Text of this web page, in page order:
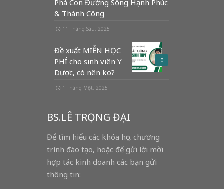
Phá Con Đường Sống Hạnh Phúc
& Thành Công
11 Tháng Sáu, 2025
0
Đề xuất MIỄN HỌC
PHÍ cho sinh viên Y
Dược, có nên ko?
1 Tháng Một, 2025
BS.LÊ TRỌNG ĐẠI
Để tìm hiểu các khóa học, chương
trình đào tạo, hoặc để gửi lời mời
hợp tác kinh doanh các bạn gửi
thông tin: